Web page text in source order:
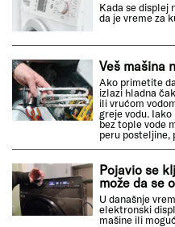
Kada se displej
da je vreme za
Veš mašina
Ako primetite
izlazi hladna
ili vrućom
greje vodu.
bez tople vode
peru posteljine,
Pojavio se
može da se
U današnje
elektronski
mašine ili